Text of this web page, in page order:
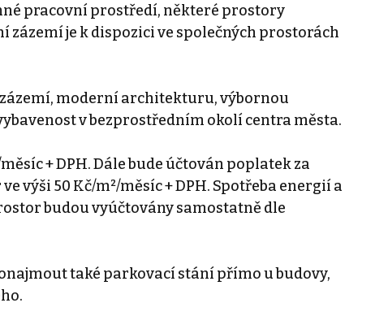
pracovní prostředí, některé prostory
je k dispozici ve společných prostorách
moderní architekturu, výbornou
v bezprostředním okolí centra města.
+ DPH. Dále bude účtován poplatek za
výši 50 Kč/m²/měsíc + DPH. Spotřeba energií a
budou vyúčtovány samostatně dle
také parkovací stání přímo u budovy,